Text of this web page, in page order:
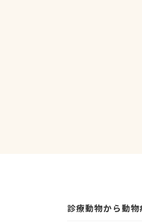
診療動物から動物